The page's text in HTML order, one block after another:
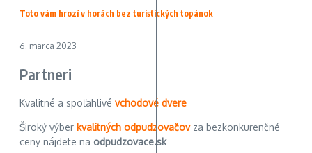
Toto vám hrozí v horách bez turistických topánok
6. marca 2023
Partneri
Kvalitné a spoľahlivé vchodové dvere
Široký výber kvalitných odpudzovačovza bezkonkurenčné
ceny nájdete na odpudzovace.sk